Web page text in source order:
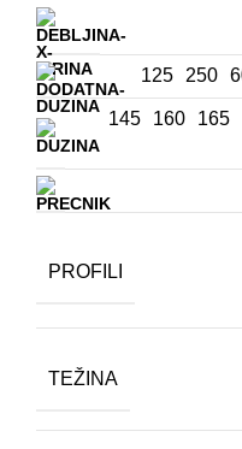
125 250
145 160 165
PROFILI
TEŽINA